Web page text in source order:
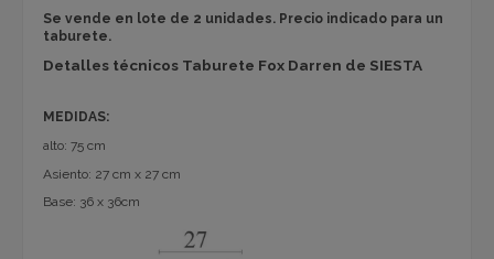
Se vende en lote de 2 unidades. Precio indicado para un
taburete.
Detalles técnicos Taburete Fox Darren de SIESTA
MEDIDAS:
alto: 75 cm
Asiento: 27 cm x 27 cm
Base: 36 x 36cm